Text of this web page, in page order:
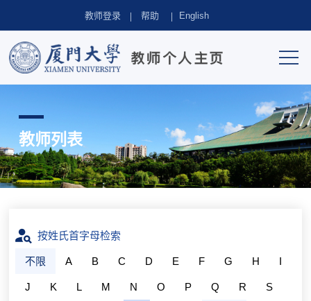
教师登录 帮助 English
教师列表
按姓氏首字母检索
不限 A B C D E F G H I
J K L M N O P Q R S